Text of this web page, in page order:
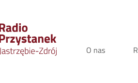
O nas